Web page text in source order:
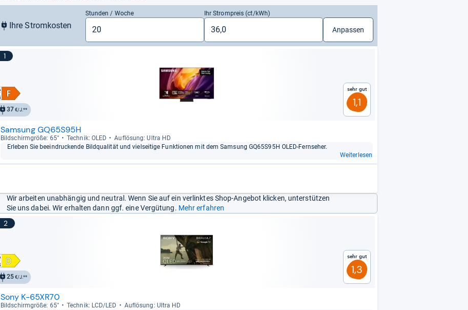
Ihre Stromkosten
Stunden / Woche Ihr Strompreis (ct/kWh)
Anpassen
1
37 €/J.**
Sehr gut
1,1
Samsung GQ65S95H
Bild­schirm­größe: 65" Tech­nik: OLED
Auf­lö­sung: Ultra HD
Erle­ben Sie beein­dru­ckende Bild­qua­li­tät und viel­sei­tige Funk­tio­nen mit dem Sam­sung GQ65S95H OLED-​Fern­se­her.
Weiterlesen
Wir arbeiten unabhängig und neutral. Wenn Sie auf ein verlinktes Shop-Angebot klicken, unterstützen
Sie uns dabei. Wir erhalten dann ggf. eine Vergütung. Mehr erfahren
2
25€/J.**
Sehr gut
1,3
Sony K-65XR70
Bild­schirm­größe: 65" Tech­nik: LCD/LED
Auf­lö­sung: Ultra HD